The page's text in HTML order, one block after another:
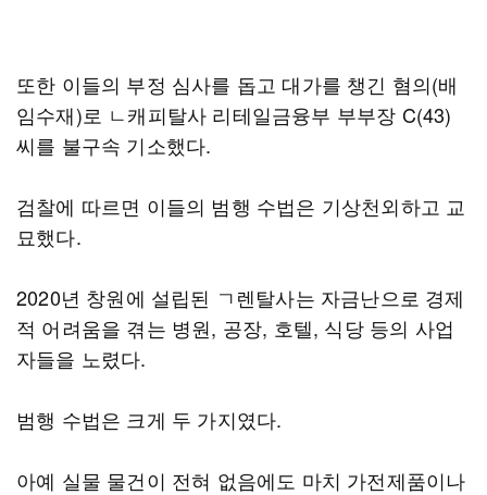
또한 이들의 부정 심사를 돕고 대가를 챙긴 혐의(배
임수재)로 ㄴ캐피탈사 리테일금융부 부부장 C(43)
씨를 불구속 기소했다.
검찰에 따르면 이들의 범행 수법은 기상천외하고 교
묘했다.
2020년 창원에 설립된 ㄱ렌탈사는 자금난으로 경제
적 어려움을 겪는 병원, 공장, 호텔, 식당 등의 사업
자들을 노렸다.
범행 수법은 크게 두 가지였다.
아예 실물 물건이 전혀 없음에도 마치 가전제품이나